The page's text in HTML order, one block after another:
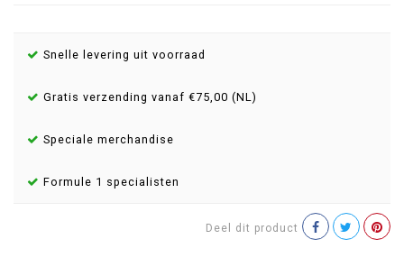
Snelle levering uit voorraad
Gratis verzending vanaf €75,00 (NL)
Speciale merchandise
Formule 1 specialisten
Deel dit product